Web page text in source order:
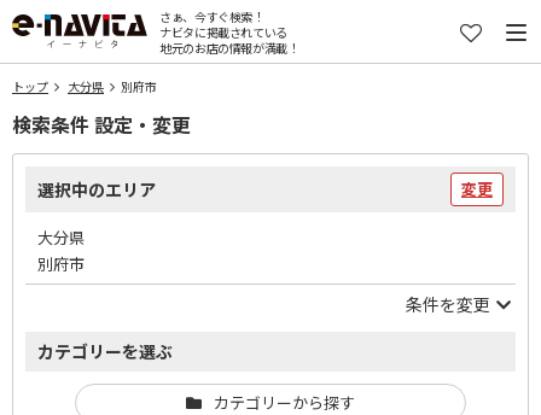
さぁ、今すぐ検索！
ナビタに掲載されている
地元のお店の情報が満載！
トップ 大分県 別府市
検索条件 設定・変更
選択中のエリア 変更
大分県
別府市
条件を変更
カテゴリーを選ぶ
カテゴリーから探す